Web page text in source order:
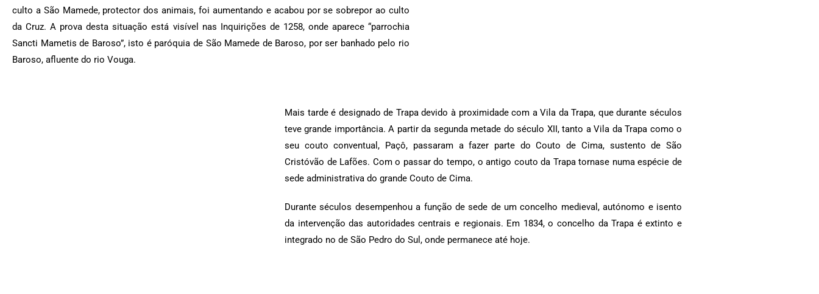
culto a São Mamede, protector dos animais, foi aumentando e acabou por se sobrepor ao culto
da Cruz. A prova desta situação está visível nas Inquirições de 1258, onde aparece “parrochia
Sancti Mametis de Baroso”, isto é paróquia de São Mamede de Baroso, por ser banhado pelo rio
Baroso, afluente do rio Vouga.
Mais tarde é designado de Trapa devido à proximidade com a Vila da Trapa, que durante séculos
teve grande importância. A partir da segunda metade do século XII, tanto a Vila da Trapa como o
seu couto conventual, Paçô, passaram a fazer parte do Couto de Cima, sustento de São
Cristóvão de Lafões. Com o passar do tempo, o antigo couto da Trapa tornase numa espécie de
sede administrativa do grande Couto de Cima.
Durante séculos desempenhou a função de sede de um concelho medieval, autónomo e isento
da intervenção das autoridades centrais e regionais. Em 1834, o concelho da Trapa é extinto e
integrado no de São Pedro do Sul, onde permanece até hoje.